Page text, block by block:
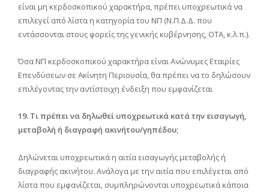
είναι μη κερδοσκοπικού χαρακτήρα, πρέπει υποχρεωτικά να
επιλεγεί από λίστα η κατηγορία του ΝΠ (Ν.Π.Δ.Δ. που
εντάσσονται στους φορείς της γενικής κυβέρνησης, ΟΤΑ, κ.λ.π.).
Όσα ΝΠ κερδοσκοπικού χαρακτήρα είναι Ανώνυμες Εταιρίες
Επενδύσεων σε Ακίνητη Περιουσία, θα πρέπει να το δηλώσουν
επιλέγοντας την αντίστοιχη ένδειξη που εμφανίζεται
19. Τι πρέπει να δηλωθεί υποχρεωτικά κατά την εισαγωγή,
μεταβολή ή διαγραφή ακινήτου/γηπέδου;
Δηλώνεται υποχρεωτικά η αιτία εισαγωγής μεταβολής ή
διαγραφής ακινήτου. Ανάλογα με την αιτία που επιλέγεται από
λίστα που εμφανίζεται, συμπληρώνονται υποχρεωτικά κάποια